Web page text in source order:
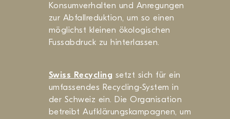
Konsumverhalten und Anregungen
zur Abfallreduktion, um so einen
möglichst kleinen ökologischen
Fussabdruck zu hinterlassen.
Swiss Recycling setzt sich für ein
umfassendes Recycling-System in
der Schweiz ein. Die Organisation
betreibt Aufklärungskampagnen, um